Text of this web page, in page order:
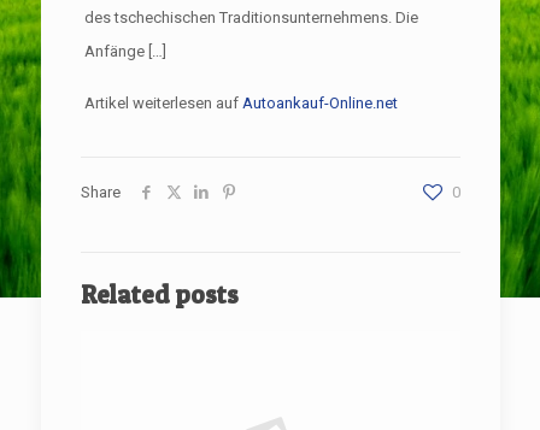
des tschechischen Traditionsunternehmens. Die
Anfänge […]
Artikel weiterlesen auf Autoankauf-Online.net
Share 0
Related posts